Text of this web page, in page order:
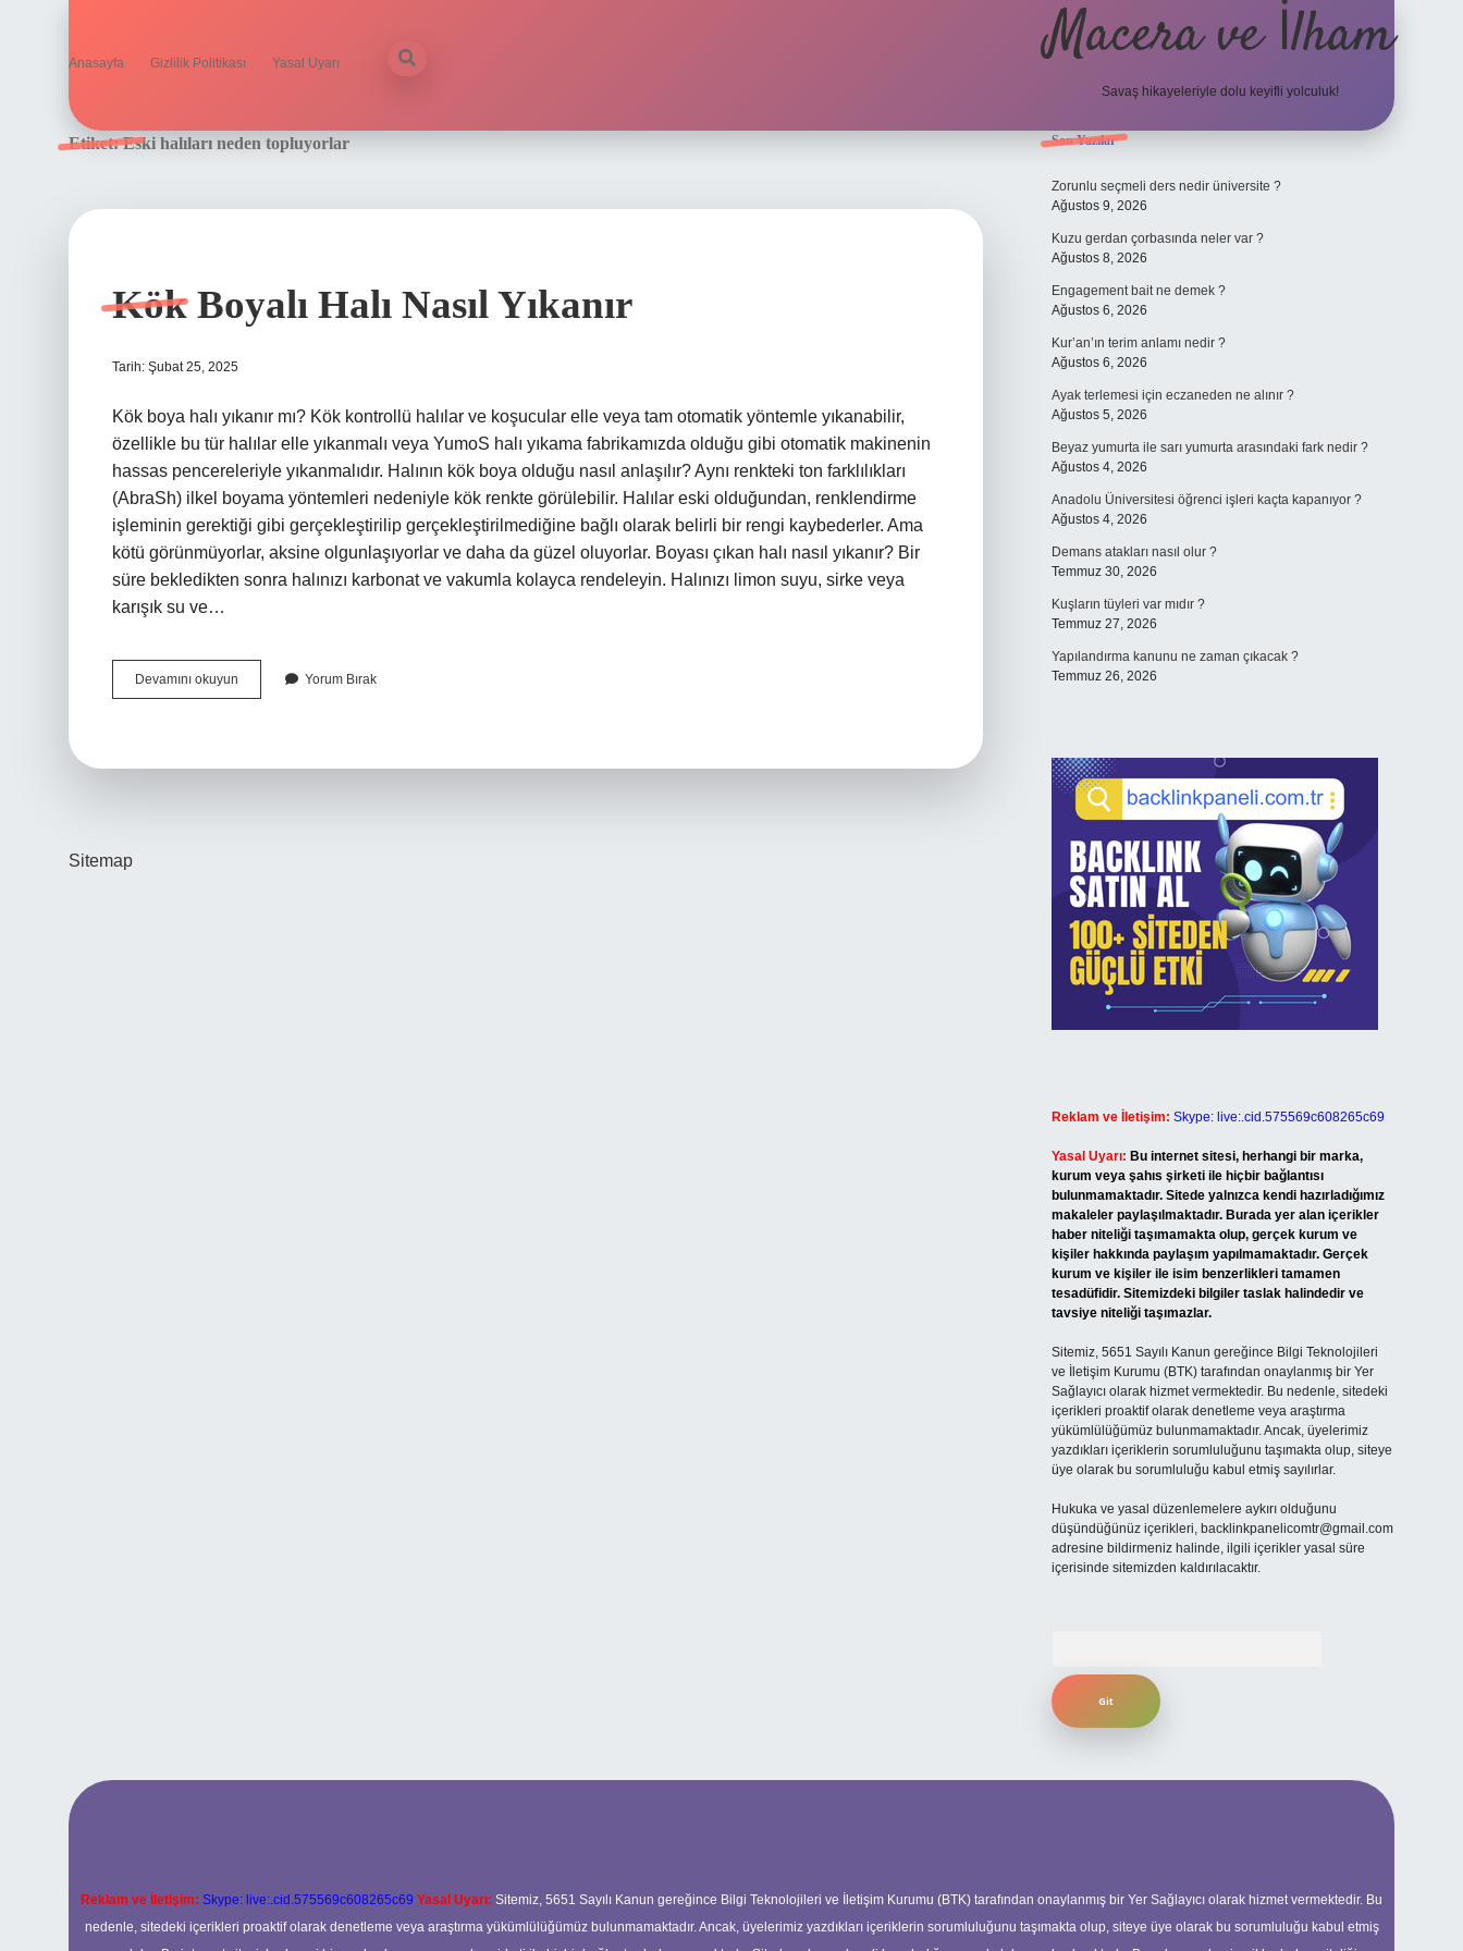
Anasayfa Gizlilik Politikası Yasal Uyarı Macera ve İlham
Savaş hikayeleriyle dolu keyifli yolculuk!
Etiket:Eski halıları neden topluyorlar
Kök Boyalı Halı Nasıl Yıkanır
Tarih: Şubat 25, 2025
Kök boya halı yıkanır mı? Kök kontrollü halılar ve koşucular elle veya tam otomatik yöntemle yıkanabilir,
özellikle bu tür halılar elle yıkanmalı veya YumoS halı yıkama fabrikamızda olduğu gibi otomatik makinenin
hassas pencereleriyle yıkanmalıdır. Halının kök boya olduğu nasıl anlaşılır? Aynı renkteki ton farklılıkları
(AbraSh) ilkel boyama yöntemleri nedeniyle kök renkte görülebilir. Halılar eski olduğundan, renklendirme
işleminin gerektiği gibi gerçekleştirilip gerçekleştirilmediğine bağlı olarak belirli bir rengi kaybederler. Ama
kötü görünmüyorlar, aksine olgunlaşıyorlar ve daha da güzel oluyorlar. Boyası çıkan halı nasıl yıkanır? Bir
süre bekledikten sonra halınızı karbonat ve vakumla kolayca rendeleyin. Halınızı limon suyu, sirke veya
karışık su ve…
Devamını okuyun
Boyalı
Yorum Bırak
Sitemap
Sidebar
Son Yazılar
Zorunlu seçmeli ders nedir üniversite ?
Ağustos 9, 2026
Kuzu gerdan çorbasında neler var ?
Ağustos 8, 2026
Engagement bait ne demek ?
Ağustos 6, 2026
Kur’an’ın terim anlamı nedir ?
Ağustos 6, 2026
Ayak terlemesi için eczaneden ne alınır ?
Ağustos 5, 2026
Beyaz yumurta ile sarı yumurta arasındaki fark nedir ?
Ağustos 4, 2026
Anadolu Üniversitesi öğrenci işleri kaçta kapanıyor ?
Ağustos 4, 2026
Demans atakları nasıl olur ?
Temmuz 30, 2026
Kuşların tüyleri var mıdır ?
Temmuz 27, 2026
Yapılandırma kanunu ne zaman çıkacak ?
Temmuz 26, 2026
Reklam ve İletişim: Skype: live:.cid.575569c608265c69
Yasal Uyarı: Bu internet sitesi, herhangi bir marka,
kurum veya şahıs şirketi ile hiçbir bağlantısı
bulunmamaktadır. Sitede yalnızca kendi hazırladığımız
makaleler paylaşılmaktadır. Burada yer alan içerikler
haber niteliği taşımamakta olup, gerçek kurum ve
kişiler hakkında paylaşım yapılmamaktadır. Gerçek
kurum ve kişiler ile isim benzerlikleri tamamen
tesadüfidir. Sitemizdeki bilgiler taslak halindedir ve
tavsiye niteliği taşımazlar.
Sitemiz, 5651 Sayılı Kanun gereğince Bilgi Teknolojileri
ve İletişim Kurumu (BTK) tarafından onaylanmış bir Yer
Sağlayıcı olarak hizmet vermektedir. Bu nedenle, sitedeki
içerikleri proaktif olarak denetleme veya araştırma
yükümlülüğümüz bulunmamaktadır. Ancak, üyelerimiz
yazdıkları içeriklerin sorumluluğunu taşımakta olup, siteye
üye olarak bu sorumluluğu kabul etmiş sayılırlar.
Hukuka ve yasal düzenlemelere aykırı olduğunu
düşündüğünüz içerikleri, backlinkpanelicomtr@gmail.com
adresine bildirmeniz halinde, ilgili içerikler yasal süre
içerisinde sitemizden kaldırılacaktır.
Reklam ve İletişim: Skype: live:.cid.575569c608265c69 Yasal Uyarı: Sitemiz, 5651 Sayılı Kanun gereğince Bilgi Teknolojileri ve İletişim Kurumu (BTK) tarafından onaylanmış bir Yer Sağlayıcı olarak hizmet vermektedir. Bu
nedenle, sitedeki içerikleri proaktif olarak denetleme veya araştırma yükümlülüğümüz bulunmamaktadır. Ancak, üyelerimiz yazdıkları içeriklerin sorumluluğunu taşımakta olup, siteye üye olarak bu sorumluluğu kabul etmiş